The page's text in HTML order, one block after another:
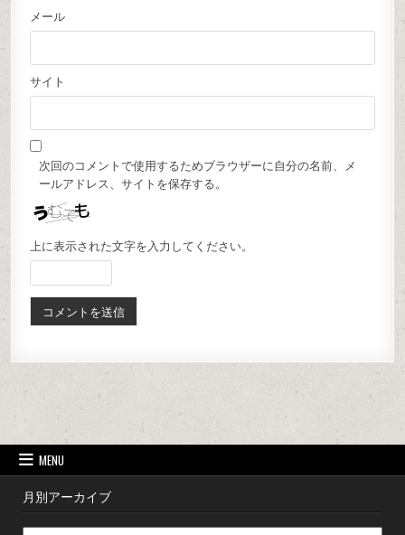
メール
サイト
次回のコメントで使用するためブラウザーに自分の名前、メ
ールアドレス、サイトを保存する。
上に表示された文字を入力してください。
MENU
月別アーカイブ